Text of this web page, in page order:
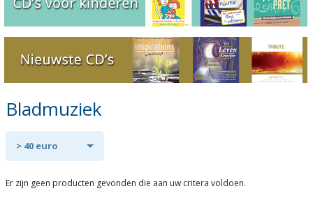
Bladmuziek
> 40 euro
Er zijn geen producten gevonden die aan uw critera voldoen.